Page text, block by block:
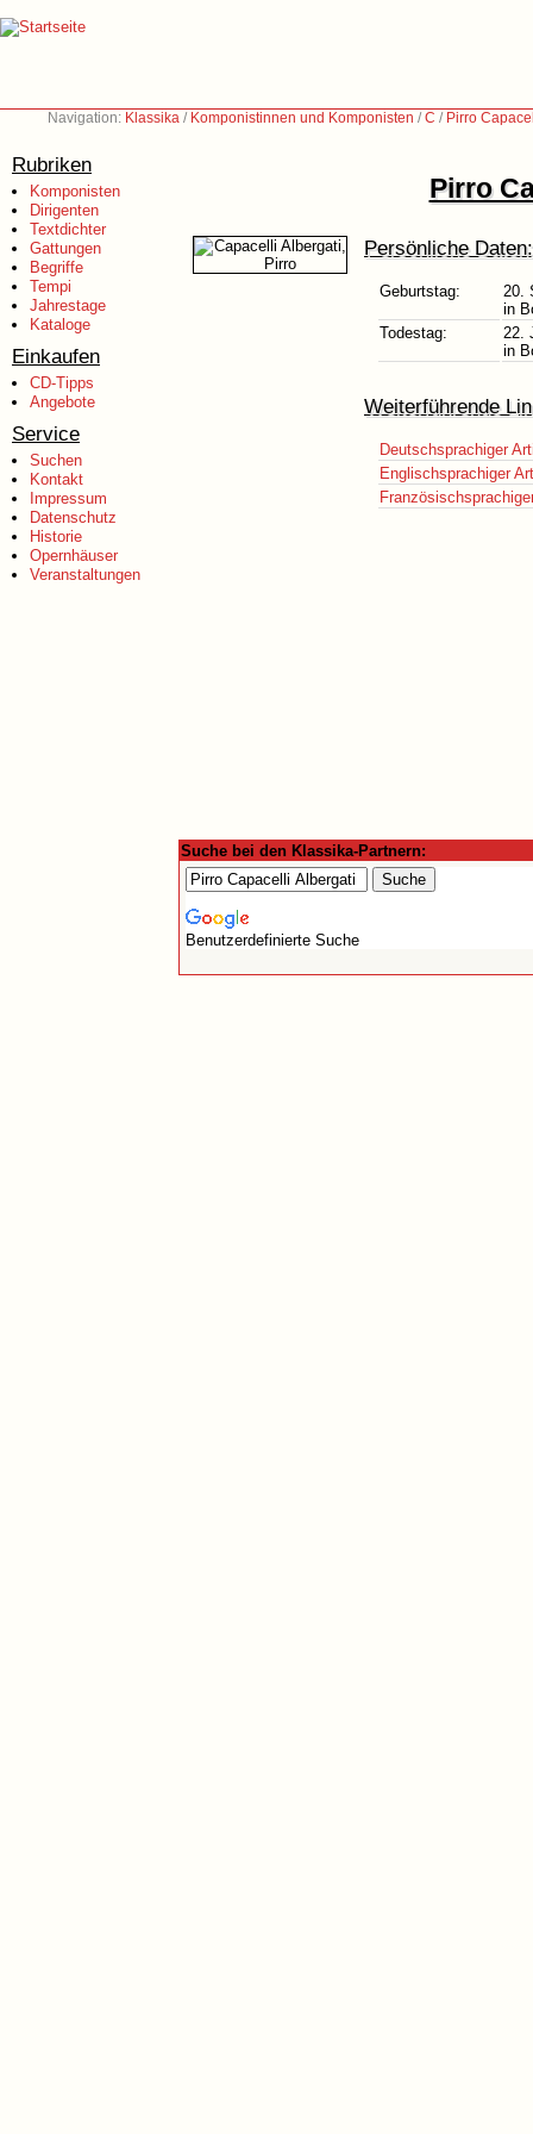
Navigation: Klassika / Komponistinnen und Komponisten /C / Pirro
Rubriken
Komponisten
Dirigenten
Textdichter
Gattungen
Begriffe
Tempi
Jahrestage
Kataloge
Einkaufen
CD-Tipps
Angebote
Service
Suchen
Kontakt
Impressum
Datenschutz
Historie
Opernhäuser
Veranstaltungen
Pirro
Persönliche Daten:
Geburtstag:
20.
in
Todestag:
22.
in
Weiterführende
Deutschsprachiger
Englischsprachiger
Suche bei den Klassika-Partnern:
Benutzerdefinierte Suche